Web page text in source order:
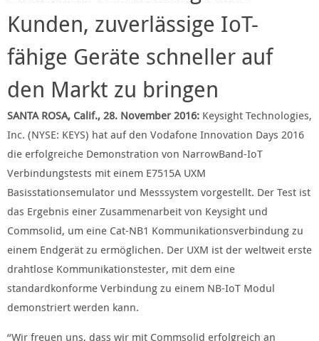
Kunden, zuverlässige IoT-
fähige Geräte schneller auf
den Markt zu bringen
SANTA ROSA, Calif., 28. November 2016: Keysight Technologies,
Inc. (NYSE: KEYS) hat auf den Vodafone Innovation Days 2016
die erfolgreiche Demonstration von NarrowBand-IoT
Verbindungstests mit einem E7515A UXM
Basisstationsemulator und Messsystem vorgestellt. Der Test ist
das Ergebnis einer Zusammenarbeit von Keysight und
Commsolid, um eine Cat-NB1 Kommunikationsverbindung zu
einem Endgerät zu ermöglichen. Der UXM ist der weltweit erste
drahtlose Kommunikationstester, mit dem eine
standardkonforme Verbindung zu einem NB-IoT Modul
demonstriert werden kann.
“Wir freuen uns, dass wir mit Commsolid erfolgreich an